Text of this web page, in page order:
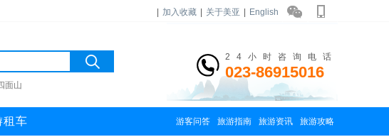
加入收藏 关于美亚 English
面山
24小时咨询电话
023-86915016
租车 游客问答 旅游指南 旅游资讯 旅游攻略